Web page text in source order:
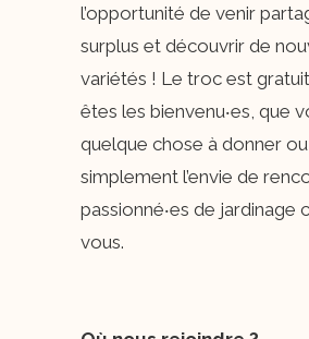
l’opportunité de venir
surplus et découvrir de
variétés ! Le troc est
êtes les bienvenu‧es, que
quelque chose à donner ou
simplement l’envie de
passionné‧es de jardinage
vous.